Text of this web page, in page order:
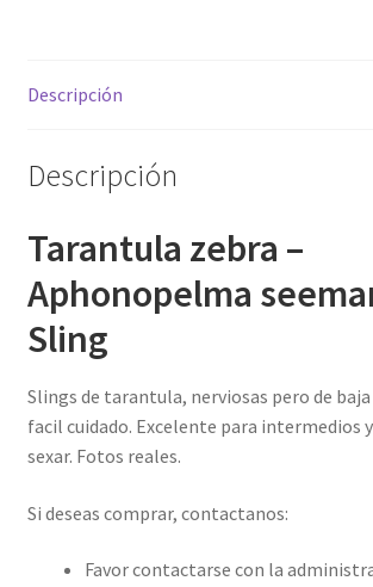
Descripción
Descripción
Tarantula zebra –
Aphonopelma
Sling
Slings de tarantula, nerviosas pero de
facil cuidado. Excelente para intermedios
sexar. Fotos reales.
Si deseas comprar, contactanos:
Favor contactarse con la